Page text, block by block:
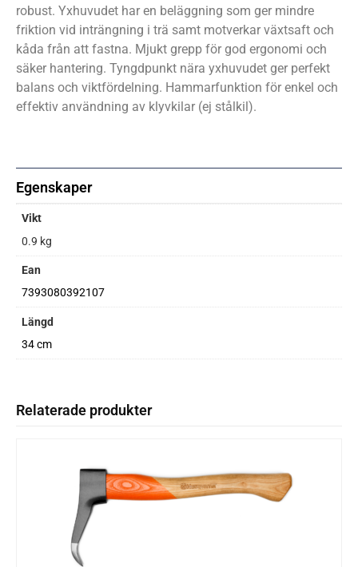
robust. Yxhuvudet har en beläggning som ger mindre
friktion vid inträngning i trä samt motverkar växtsaft och
kåda från att fastna. Mjukt grepp för god ergonomi och
säker hantering. Tyngdpunkt nära yxhuvudet ger perfekt
balans och viktfördelning. Hammarfunktion för enkel och
effektiv användning av klyvkilar (ej stålkil).
Egenskaper
Vikt
0.9 kg
Ean
7393080392107
Längd
34 cm
Relaterade produkter